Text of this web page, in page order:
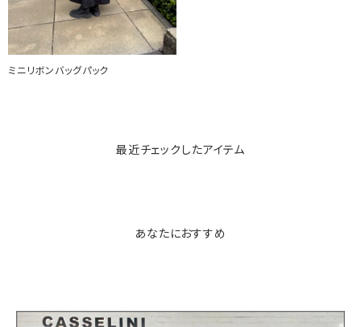
ミニリボンバッグパック
最近チェックしたアイテム
あなたにおすすめ